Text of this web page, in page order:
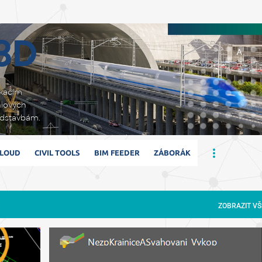
CIVIL TOOLS BIM FEEDER ZÁBORÁK
ZOBRAZIT
ČESKÉ PODSESTAVY PODSESTAVA